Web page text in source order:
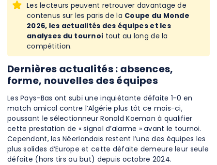
Les lecteurs peuvent retrouver davantage de
contenus sur les paris de la Coupe du Monde
2026, les actualités des équipes et les
analyses du tournoi tout au long de la
compétition.
Dernières actualités : absences,
forme, nouvelles des équipes
Les Pays-Bas ont subi une inquiétante défaite 1-0 en
match amical contre l’Algérie plus tôt ce mois-ci,
poussant le sélectionneur Ronald Koeman à qualifier
cette prestation de « signal d’alarme » avant le tournoi.
Cependant, les Néerlandais restent l’une des équipes les
plus solides d’Europe et cette défaite demeure leur seule
défaite (hors tirs au but) depuis octobre 2024.